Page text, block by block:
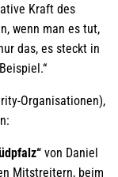
Kraft des
wenn man es tut,
das, es steckt in
Organisationen),
von Daniel
Mitstreitern, beim